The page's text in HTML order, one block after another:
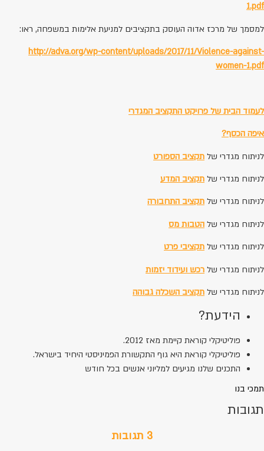
1.pdf
למסמך של מרכז אדוה העוסק בתקציבים למניעת אלימות במשפחה, ראו:
http://adva.org/wp-content/uploads/2017/11/Violence-against-
women-1.pdf
לעמוד הבית של פרויקט התקציב המגדרי
איפה הכסף?
לניתוח מגדרי של תקציב הספורט
לניתוח מגדרי של תקציב המדע
לניתוח מגדרי של תקציב התחבורה
לניתוח מגדרי של הטבות מס
לניתוח מגדרי של תקציבי פרט
לניתוח מגדרי של רכש ועידוד יזמות
לניתוח מגדרי של תקציב השכלה גבוהה
הידעת?
פוליטיקלי קוראת קיימת מאז 2012.
פוליטיקלי קוראת היא גוף התקשורת הפמיניסטי היחיד בישראל.
התכנים שלנו מגיעים למליוני אנשים בכל חודש
תמכי בנו
תגובות
3 תגובות